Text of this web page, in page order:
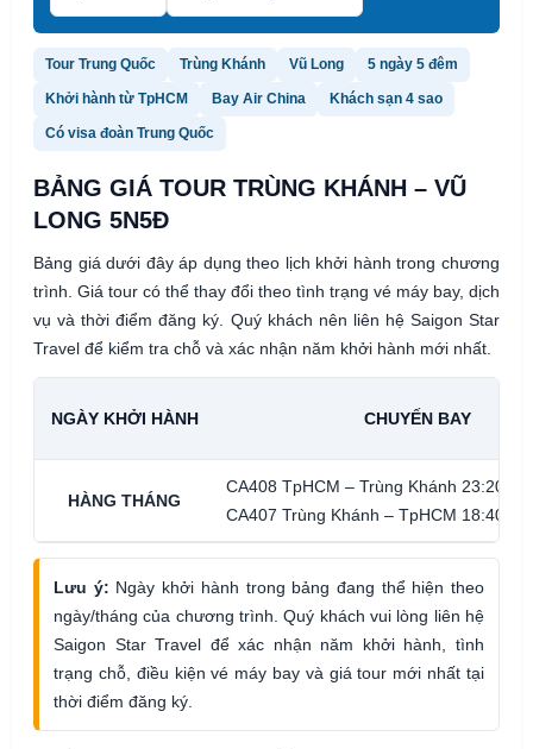
Tour Trung Quốc Trùng Khánh Vũ Long 5 ngày 5 đêm
Khởi hành từ TpHCM Bay Air China Khách sạn 4 sao
Có visa đoàn Trung Quốc
BẢNG GIÁ TOUR TRÙNG KHÁNH – VŨ
LONG 5N5Đ
Bảng giá dưới đây áp dụng theo lịch khởi hành trong chương
trình. Giá tour có thể thay đổi theo tình trạng vé máy bay, dịch
vụ và thời điểm đăng ký. Quý khách nên liên hệ Saigon Star
Travel để kiểm tra chỗ và xác nhận năm khởi hành mới nhất.
NGÀY KHỞI HÀNH CHUYẾN BAY
HÀNG THÁNG
CA408 TpHCM – Trùng Khánh 23:20 –
CA407 Trùng Khánh – TpHCM 18:40 –
Lưu ý: Ngày khởi hành trong bảng đang thể hiện theo
ngày/tháng của chương trình. Quý khách vui lòng liên hệ
Saigon Star Travel để xác nhận năm khởi hành, tình
trạng chỗ, điều kiện vé máy bay và giá tour mới nhất tại
thời điểm đăng ký.